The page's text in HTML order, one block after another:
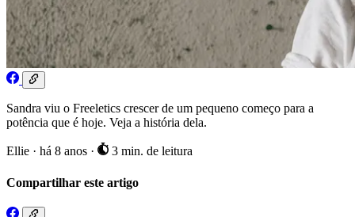
Sandra viu o Freeletics crescer de um pequeno começo para a
potência que é hoje. Veja a história dela.
Ellie · há 8 anos · 3 min. de leitura
Compartilhar este artigo